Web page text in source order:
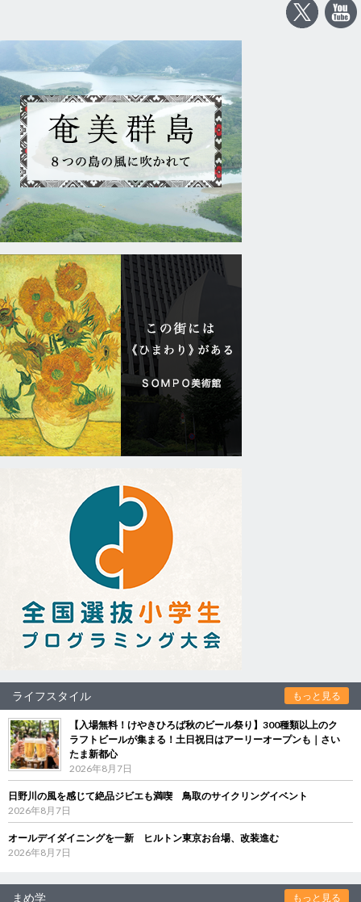
ライフスタイル もっと見る
【入場無料！けやきひろば秋のビール祭り】300種類以上のク
ラフトビールが集まる！土日祝日はアーリーオープンも｜さい
たま新都心
2026年8月7日
日野川の風を感じて絶品ジビエも満喫 鳥取のサイクリングイベント
2026年8月7日
オールデイダイニングを一新 ヒルトン東京お台場、改装進む
2026年8月7日
まめ学 もっと見る